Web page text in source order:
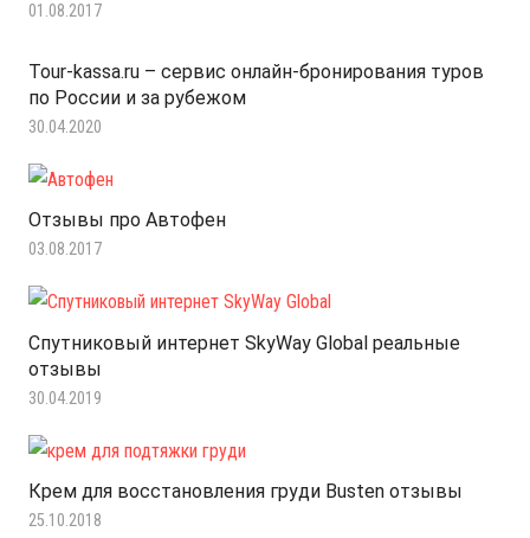
01.08.2017
Tour-kassa.ru – сервис онлайн-бронирования туров
по России и за рубежом
30.04.2020
Отзывы про Автофен
03.08.2017
Спутниковый интернет SkyWay Global реальные
отзывы
30.04.2019
Крем для восстановления груди Busten отзывы
25.10.2018